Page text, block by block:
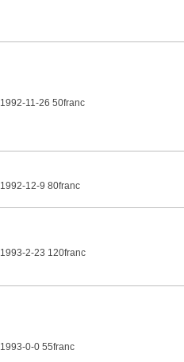
1992-11-26 50franc
1992-12-9 80franc
1993-2-23 120franc
1993-0-0 55franc